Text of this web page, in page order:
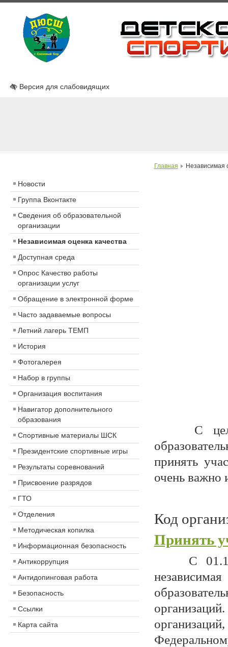
Версия для слабовидящих
Новости
Группа Вконтакте
Сведения об образовательной
организации
Независимая оценка качества
Доступная среда
Опрос Качество работы
организации услуг
Обращение в электронной форме
Часто задаваемые вопросы
Летний лагерь ТЕМП
История
Фотогалерея
Набор в группы
Организация воспитания
Навигатор дополнительного
образования
Спортивные материалы ШСК
Президентские спортивные игры
Результаты соревнований
Присвоение разрядов
ГТО
Отделения
Методическая копилка
Информационная безопасность
Антикоррупция
Антидопинговая работа
Безопасность
Ссылки
Карта сайта
Главная Независимая
С целью
принять
очень важно
Код
Принять
С